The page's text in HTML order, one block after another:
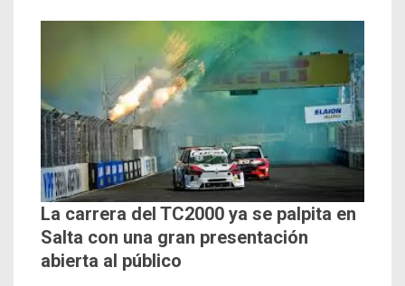
La carrera del TC2000 ya se palpita en
Salta con una gran presentación
abierta al público